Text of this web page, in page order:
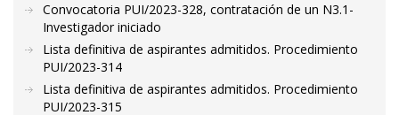
Convocatoria PUI/2023-328, contratación de un N3.1-
Investigador iniciado
Lista definitiva de aspirantes admitidos. Procedimiento
PUI/2023-314
Lista definitiva de aspirantes admitidos. Procedimiento
PUI/2023-315